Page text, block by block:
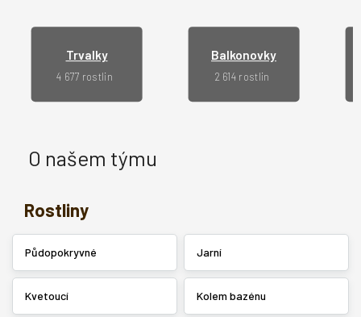
Trvalky
4 677 rostlin
Balkonovky
2 614 rostlin
O našem týmu
Rostliny
Půdopokryvné Jarní
Kvetoucí Kolem bazénu